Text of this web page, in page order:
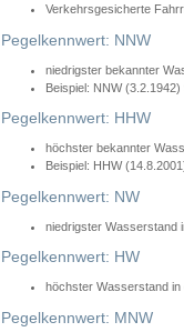
Verkehrsgesicherte
Pegelkennwert: NNW
niedrigster bekannter
Beispiel: NNW (3.2.1942)
Pegelkennwert: HHW
höchster bekannter
Beispiel: HHW
Pegelkennwert: NW
niedrigster Wasserstand
Pegelkennwert: HW
höchster Wasserstand in
Pegelkennwert: MNW